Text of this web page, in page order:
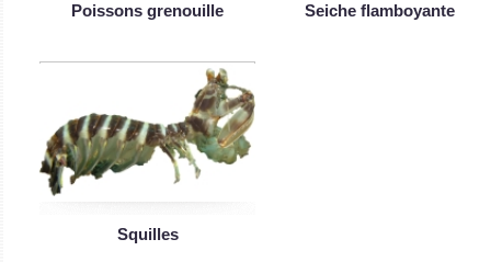
Poissons grenouille Seiche flamboyante
Squilles